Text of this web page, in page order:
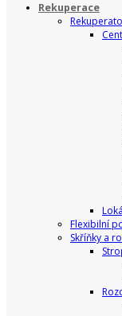
Rekuperace
Flexibilní
Skříňky a